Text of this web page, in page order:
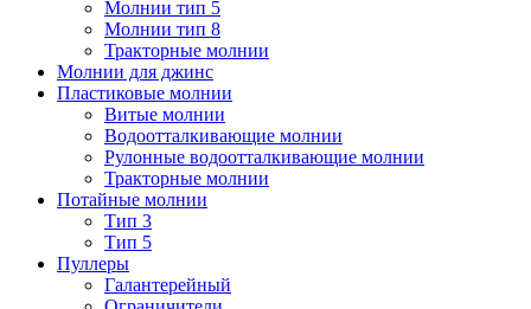
Молнии тип 5
Молнии тип 8
Тракторные молнии
Молнии для джинс
Пластиковые молнии
Витые молнии
Водоотталкивающие молнии
Рулонные водоотталкивающие молнии
Тракторные молнии
Потайные молнии
Тип 3
Тип 5
Пуллеры
Галантерейный